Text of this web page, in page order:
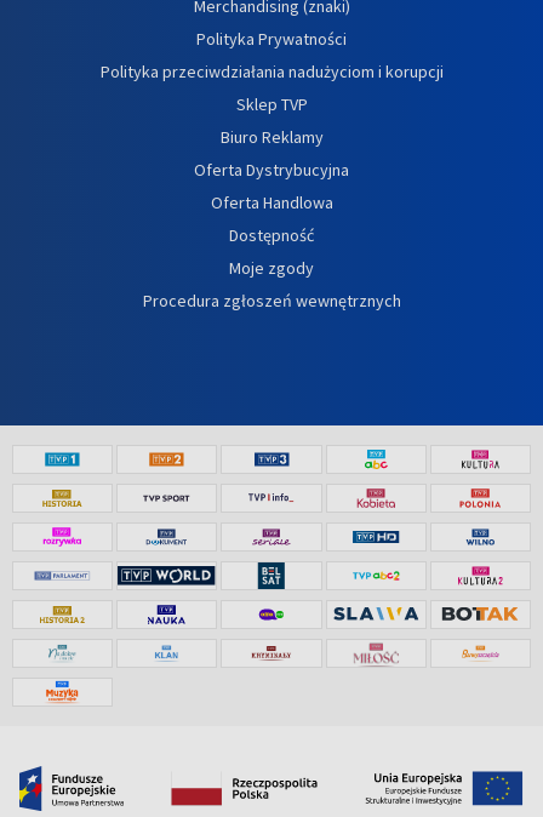
Merchandising (znaki)
Polityka Prywatności
Polityka przeciwdziałania nadużyciom i korupcji
Sklep TVP
Biuro Reklamy
Oferta Dystrybucyjna
Oferta Handlowa
Dostępność
Moje zgody
Procedura zgłoszeń wewnętrznych